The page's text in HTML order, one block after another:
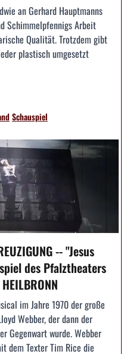
an Gerhard Hauptmanns
Schimmelpfennigs Arbeit
Qualität. Trotzdem gibt
plastisch umgesetzt
Schauspiel
-- "Jesus
des Pfalztheaters
im Jahre 1970 der große
Webber, der dann der
Gegenwart wurde. Webber
dem Texter Tim Rice die